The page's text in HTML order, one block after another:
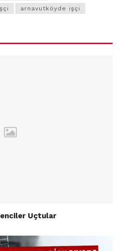
arnavutköyde işçi
Uçtular